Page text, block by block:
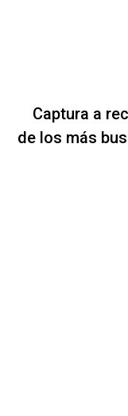
Captura a
de los más